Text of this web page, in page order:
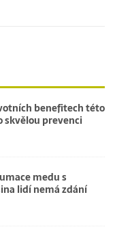
benefitech této
skvělou prevenci
medu s
lidí nemá zdání